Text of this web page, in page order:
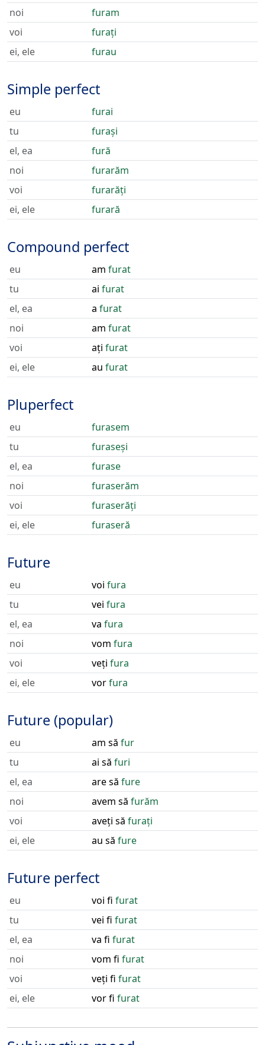
noi
furam
voi
furați
ei, ele
furau
Simple perfect
eu
furai
tu
furași
el, ea
fură
noi
furarăm
voi
furarăți
ei, ele
furară
Compound perfect
eu am furat
tu
ai furat
el, ea
a furat
noi
am furat
voi
ați furat
ei, ele
au furat
Pluperfect
eu
furasem
tu
furaseși
el, ea
furase
noi
furaserăm
voi
furaserăți
ei, ele
furaseră
Future
eu voi fura
tu
vei fura
el, ea
va fura
noi
vom fura
voi
veți fura
ei, ele
vorfura
Future (popular)
eu am să fur
tu
ai să furi
el, ea
are să fure
noi
avem să furăm
voi
aveți să furați
ei, ele
au să fure
Future perfect
eu voi fi furat
tu
vei fi furat
el, ea
va fi furat
noi
vom fi furat
voi
veți fi furat
ei, ele
vor fi furat